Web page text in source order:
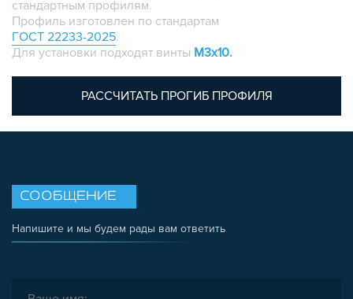
ПЛАСТИКОВЫЕ КОРОБКИ
стандартным профилям.
Профиль изготовлен по стандартам
ГОСТ 22233-2025.
Для установки подходят винты M3х10.
РАССЧИТАТЬ ПРОГИБ ПРОФИЛЯ
СООБЩЕНИЕ
Напишите и мы будем рады вам ответить